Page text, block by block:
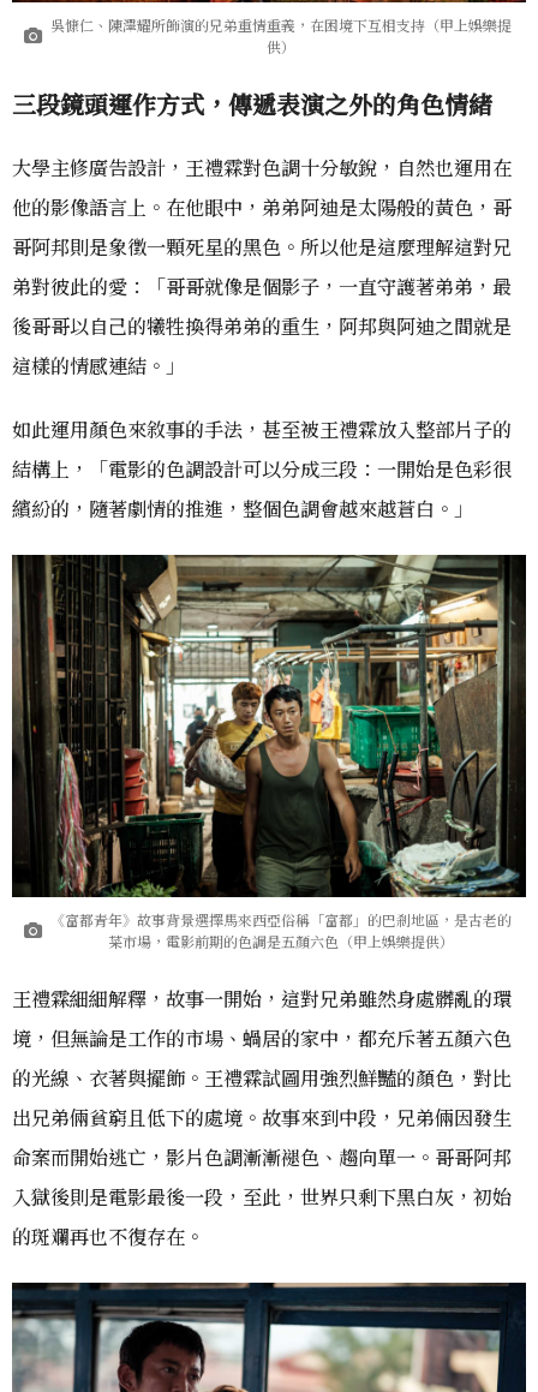
吳慷仁、陳澤耀所飾演的兄弟重情重義，在困境下互相支持（甲上娛樂提
供）
三段鏡頭運作方式，傳遞表演之外的角色情緒
大學主修廣告設計，王禮霖對色調十分敏銳，自然也運用在
他的影像語言上。在他眼中，弟弟阿迪是太陽般的黃色，哥
哥阿邦則是象徵一顆死星的黑色。所以他是這麼理解這對兄
弟對彼此的愛：「哥哥就像是個影子，一直守護著弟弟，最
後哥哥以自己的犧牲換得弟弟的重生，阿邦與阿迪之間就是
這樣的情感連結。」
如此運用顏色來敘事的手法，甚至被王禮霖放入整部片子的
結構上，「電影的色調設計可以分成三段：一開始是色彩很
繽紛的，隨著劇情的推進，整個色調會越來越蒼白。」
《富都青年》故事背景選擇馬來西亞俗稱「富都」的巴剎地區，是古老的
菜市場，電影前期的色調是五顏六色（甲上娛樂提供）
王禮霖細細解釋，故事一開始，這對兄弟雖然身處髒亂的環
境，但無論是工作的市場、蝸居的家中，都充斥著五顏六色
的光線、衣著與擺飾。王禮霖試圖用強烈鮮豔的顏色，對比
出兄弟倆貧窮且低下的處境。故事來到中段，兄弟倆因發生
命案而開始逃亡，影片色調漸漸褪色、趨向單一。哥哥阿邦
入獄後則是電影最後一段，至此，世界只剩下黑白灰，初始
的斑斕再也不復存在。